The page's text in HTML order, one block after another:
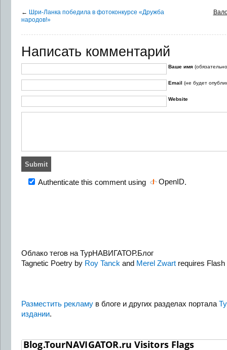
← Шри-Ланка победила в фотоконкурсе «Дружба
народов!»
Написать комментарий
Ваше имя
Email (не будет
Website
Authenticate this comment using OpenID.
Облако тегов на ТурНАВИГАТОР.Блог
Tagnetic Poetry by Roy Tanckand Merel Zwartrequires Flash
Разместить рекламув блоге и других разделах портала
издании.